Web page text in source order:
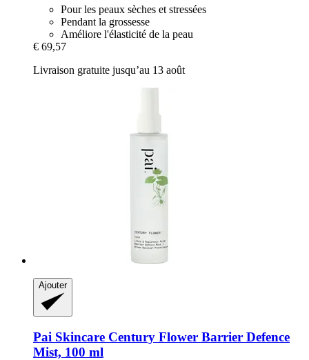
Pour les peaux sèches et stressées
Pendant la grossesse
Améliore l'élasticité de la peau
€ 69,57
Livraison gratuite jusqu’au 13 août
Ajouter
Pai Skincare Century Flower Barrier Defence
Mist, 100 ml